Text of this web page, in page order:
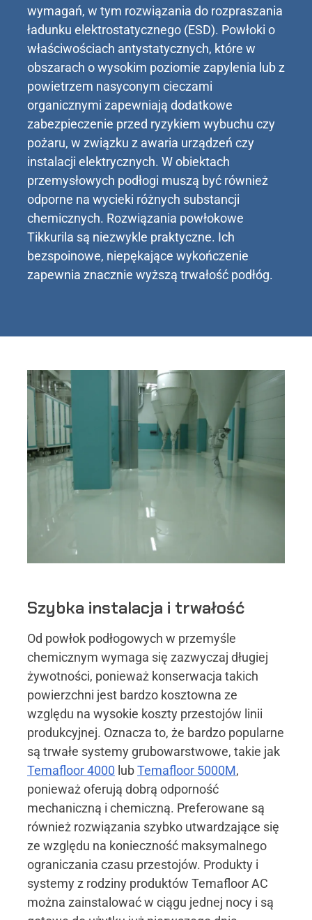
wymagań, w tym rozwiązania do rozpraszania
ładunku elektrostatycznego (ESD). Powłoki o
właściwościach antystatycznych, które w
obszarach o wysokim poziomie zapylenia lub z
powietrzem nasyconym cieczami
organicznymi zapewniają dodatkowe
zabezpieczenie przed ryzykiem wybuchu czy
pożaru, w związku z awaria urządzeń czy
instalacji elektrycznych. W obiektach
przemysłowych podłogi muszą być również
odporne na wycieki różnych substancji
chemicznych. Rozwiązania powłokowe
Tikkurila są niezwykle praktyczne. Ich
bezspoinowe, niepękające wykończenie
zapewnia znacznie wyższą trwałość podłóg.
Szybka instalacja i trwałość
Od powłok podłogowych w przemyśle
chemicznym wymaga się zazwyczaj długiej
żywotności, ponieważ konserwacja takich
powierzchni jest bardzo kosztowna ze
względu na wysokie koszty przestojów linii
produkcyjnej. Oznacza to, że bardzo popularne
są trwałe systemy grubowarstwowe, takie jak
Temafloor 4000 lubTemafloor 5000M,
ponieważ oferują dobrą odporność
mechaniczną i chemiczną. Preferowane są
również rozwiązania szybko utwardzające się
ze względu na konieczność maksymalnego
ograniczania czasu przestojów. Produkty i
systemy z rodziny produktów Temafloor AC
można zainstalować w ciągu jednej nocy i są